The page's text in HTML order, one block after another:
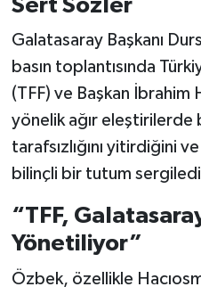
Sert Sözler
Galatasaray Başkanı
basın toplantısında
(TFF) ve Başkan İbrahim
yönelik ağır eleştirilerde
tarafsızlığını yitirdiğini
bilinçli bir tutum
“TFF,
Yönetiliyor”
Özbek, özellikle
Türkiye Basketbol
Kadınlar Basketbol
Diğer Basketbol
Formula 1
Atletizm
Hentbol